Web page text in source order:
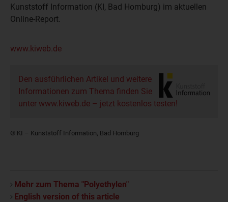
Kunststoff Information (KI, Bad Homburg) im aktuellen
Online-Report.
www.kiweb.de
Den ausführlichen Artikel und weitere
Informationen zum Thema finden Sie
unter www.kiweb.de – jetzt kostenlos testen!
© KI – Kunststoff Information, Bad Homburg
Mehr zum Thema "Polyethylen"
English version of this article